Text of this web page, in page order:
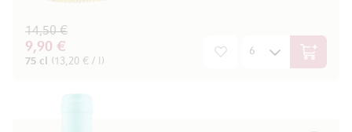
9,90 €
14,50 €
75 cl (13,20 € / l) In den